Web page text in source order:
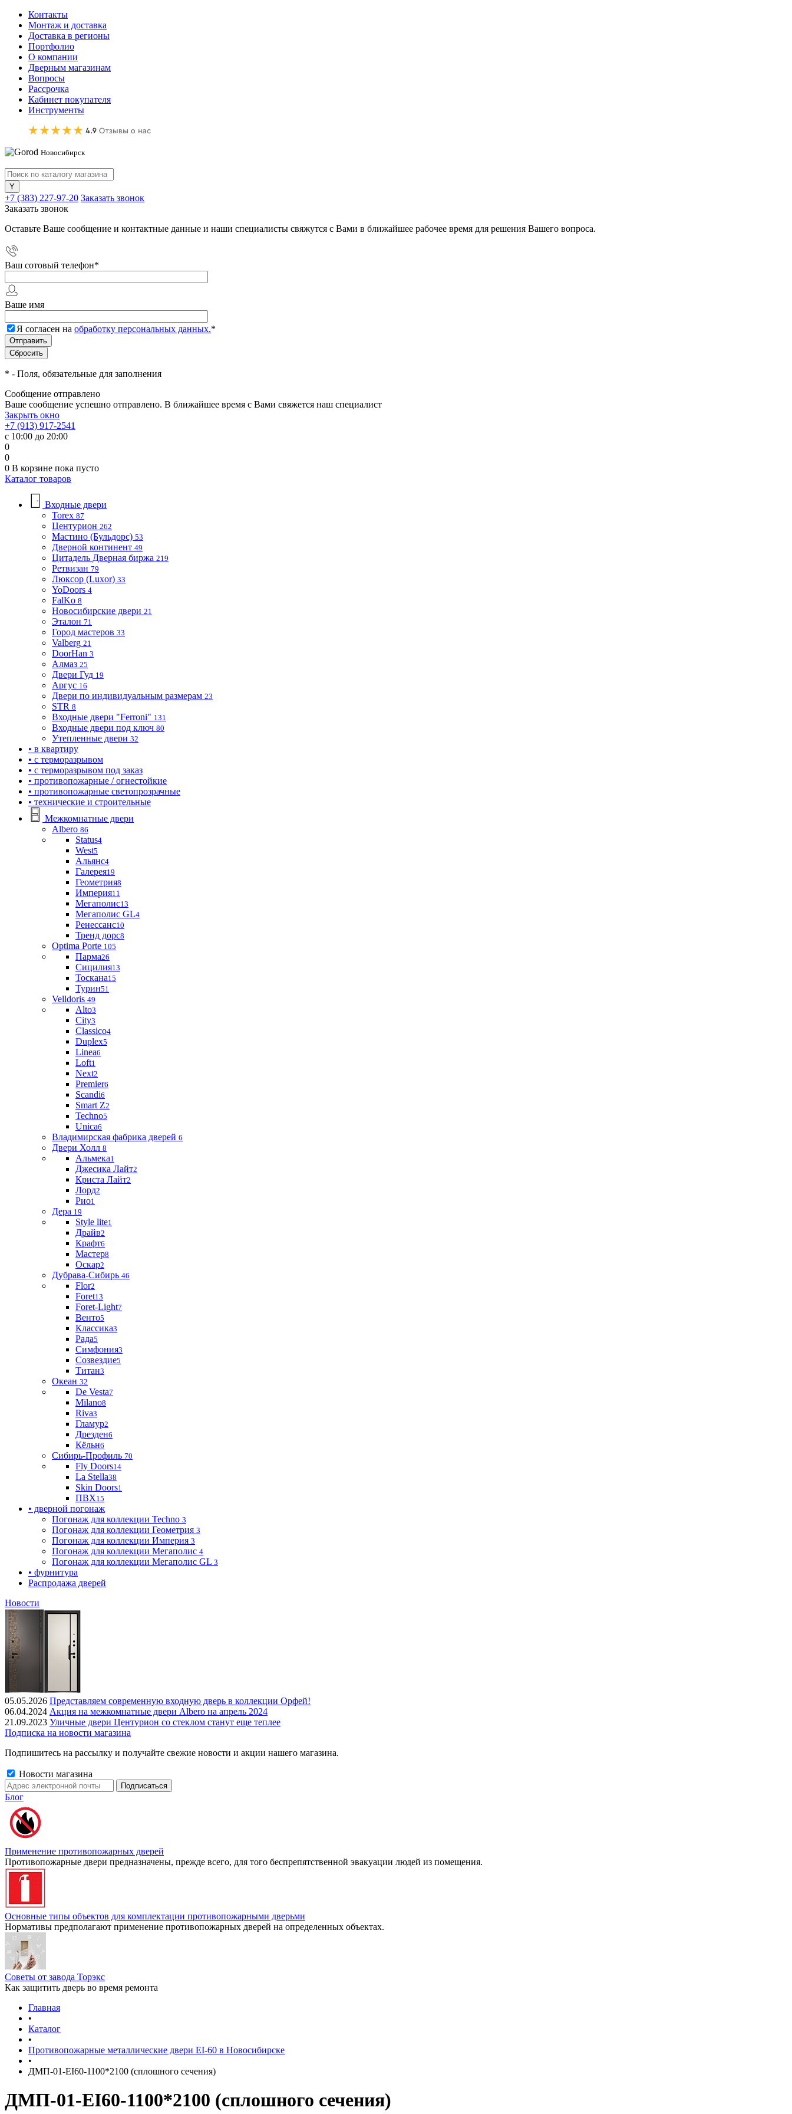
Контакты
Монтаж и доставка
Доставка в регионы
Портфолио
О компании
Дверным магазинам
Вопросы
Рассрочка
Кабинет покупателя
Инструменты
Новосибирск
+7 (383) 227-97-20 Заказать звонок
Заказать звонок
Оставьте Ваше сообщение и контактные данные и наши специалисты свяжутся с Вами в ближайшее рабочее время для решения Вашего вопроса.
Ваш сотовый телефон*
Ваше имя
Я согласен на обработку персональных данных.*
* - Поля, обязательные для заполнения
Сообщение отправлено
Ваше сообщение успешно отправлено. В ближайшее время с Вами свяжется наш специалист
Закрыть окно
+7 (913) 917-2541
с 10:00 до 20:00
0
0
0 В корзине пока пусто
Каталог товаров
Входные двери
Torex 87
Центурион 262
Мастино (Бульдорс) 53
Дверной континент 49
Цитадель Дверная биржа 219
Ретвизан 79
Люксор (Luxor) 33
YoDoors 4
FalKo 8
Новосибирские двери 21
Эталон 71
Город мастеров 33
Valberg 21
DoorHan 3
Алмаз 25
Двери Гуд 19
Аргус 16
Двери по индивидуальным размерам 23
STR 8
Входные двери "Ferroni" 131
Входные двери под ключ 80
Утепленные двери 32
• в квартиру
• с терморазрывом
• с терморазрывом под заказ
• противопожарные / огнестойкие
• противопожарные светопрозрачные
• технические и строительные
Межкомнатные двери
Albero 86
Status4
West5
Альянс4
Галерея19
Геометрия8
Империя11
Мегаполис13
Мегаполис GL4
Ренессанс10
Тренд дорс8
Optima Porte 105
Парма26
Сицилия13
Тоскана15
Турин51
Velldoris 49
Alto3
City3
Classico4
Duplex5
Linea6
Loft1
Next2
Premier6
Scandi6
Smart Z2
Techno5
Unica6
Владимирская фабрика дверей 6
Двери Холл 8
Альмека1
Джесика Лайт2
Криста Лайт2
Лорд2
Рио1
Дера 19
Style lite1
Драйв2
Крафт6
Мастер8
Оскар2
Дубрава-Сибирь 46
Flor2
Foret13
Foret-Light7
Венто5
Классика3
Рада5
Симфония3
Созвездие5
Титан3
Океан 32
De Vesta7
Milano8
Riva3
Гламур2
Дрезден6
Кёльн6
Сибирь-Профиль 70
Fly Doors14
La Stella38
Skin Doors1
ПВХ15
• дверной погонаж
Погонаж для коллекции Techno 3
Погонаж для коллекции Геометрия 3
Погонаж для коллекции Империя 3
Погонаж для коллекции Мегаполис 4
Погонаж для коллекции Мегаполис GL 3
• фурнитура
Распродажа дверей
Новости
05.05.2026 Представляем современную входную дверь в коллекции Орфей!
06.04.2024 Акция на межкомнатные двери Albero на апрель 2024
21.09.2023 Уличные двери Центурион со стеклом станут еще теплее
Подписка на новости магазина
Подпишитесь на рассылку и получайте свежие новости и акции нашего магазина.
Новости магазина
Блог
Применение противопожарных дверей
Противопожарные двери предназначены, прежде всего, для того беспрепятственной эвакуации людей из помещения.
Основные типы объектов для комплектации противопожарными дверьми
Нормативы предполагают применение противопожарных дверей на определенных объектах.
Советы от завода Торэкс
Как защитить дверь во время ремонта
Главная
•
Каталог
•
Противопожарные металлические двери EI-60 в Новосибирске
•
ДМП-01-EI60-1100*2100 (сплошного сечения)
ДМП-01-EI60-1100*2100 (сплошного сечения)